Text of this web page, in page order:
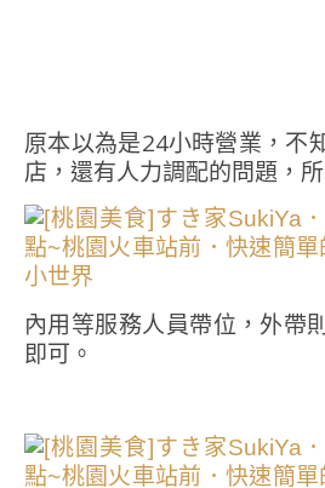
原本以為是24小時營業，不
店，還有人力調配的問題，
內用等服務人員帶位，外帶
即可。